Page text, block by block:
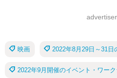
映画 2022年8月29日～31日
2022年9月開催のイベント・ワー